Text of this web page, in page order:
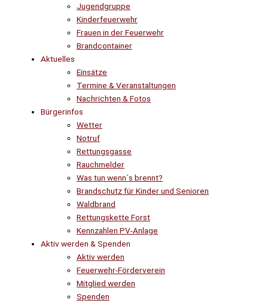
Jugendgruppe
Kinderfeuerwehr
Frauen in der Feuerwehr
Brandcontainer
Aktuelles
Einsätze
Termine & Veranstaltungen
Nachrichten & Fotos
Bürgerinfos
Wetter
Notruf
Rettungsgasse
Rauchmelder
Was tun wenn´s brennt?
Brandschutz für Kinder und Senioren
Waldbrand
Rettungskette Forst
Kennzahlen PV-Anlage
Aktiv werden & Spenden
Aktiv werden
Feuerwehr-Förderverein
Mitglied werden
Spenden